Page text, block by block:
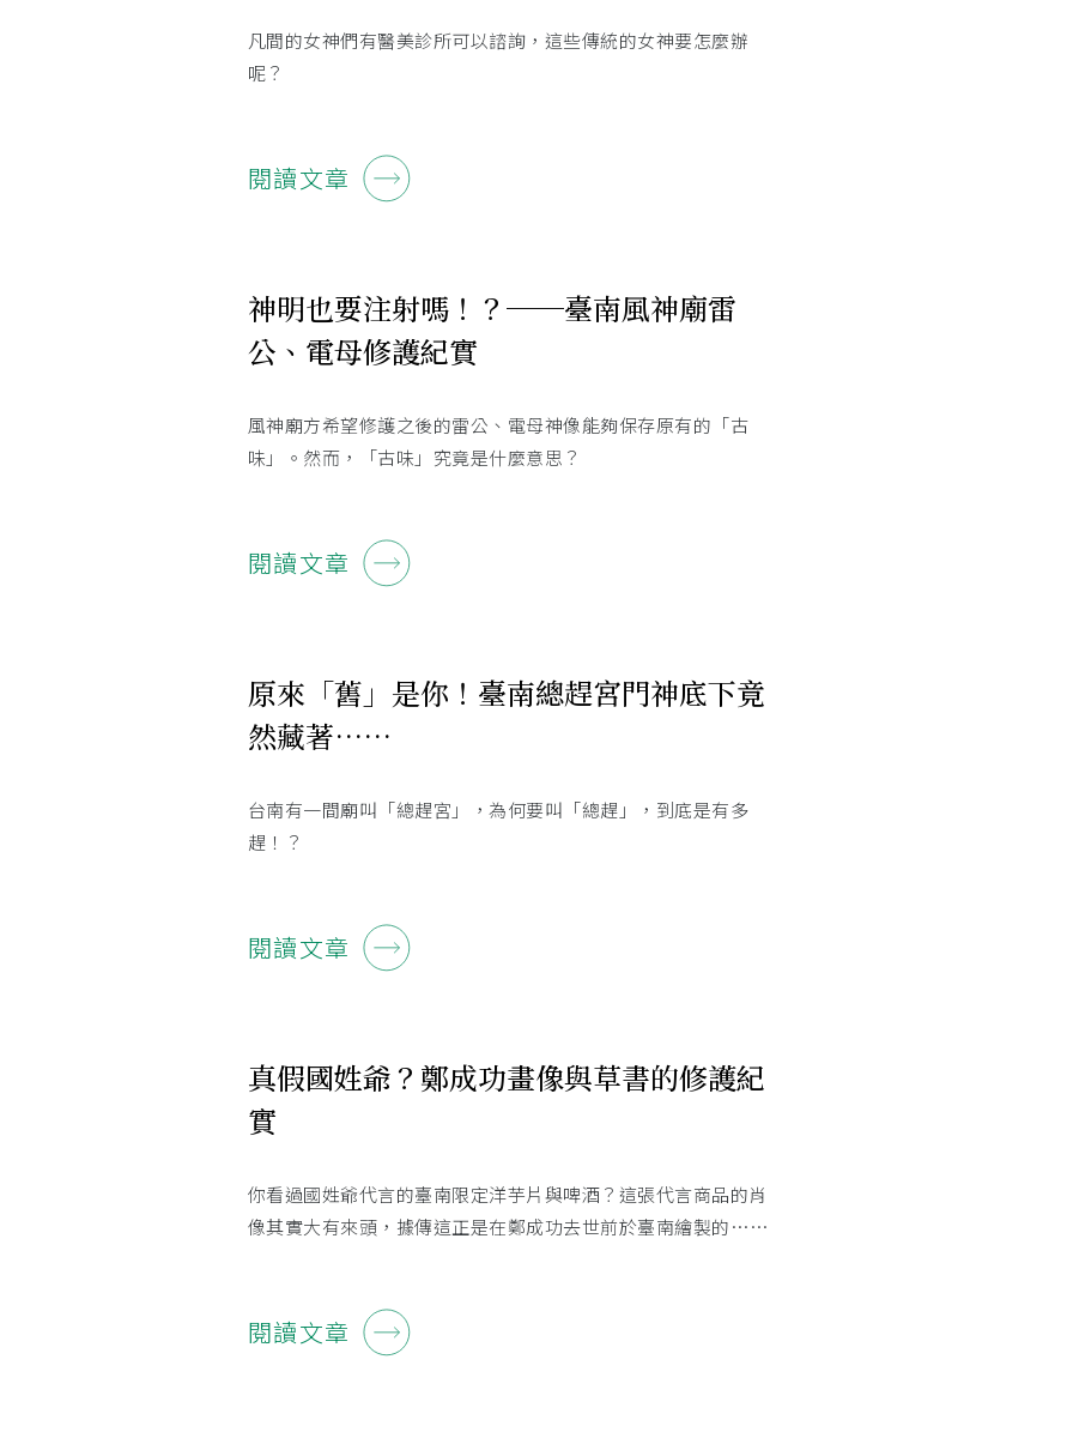
凡間的女神們有醫美診所可以諮詢，這些傳統的女神要怎麼辦
呢？
閱讀文章
神明也要注射嗎！？──臺南風神廟雷
公、電母修護紀實
風神廟方希望修護之後的雷公、電母神像能夠保存原有的「古
味」。然而，「古味」究竟是什麼意思？
閱讀文章
原來「舊」是你！臺南總趕宮門神底下竟
然藏著……
台南有一間廟叫「總趕宮」，為何要叫「總趕」，到底是有多
趕！？
閱讀文章
真假國姓爺？鄭成功畫像與草書的修護紀
實
你看過國姓爺代言的臺南限定洋芋片與啤酒？這張代言商品的肖
像其實大有來頭，據傳這正是在鄭成功去世前於臺南繪製的……
閱讀文章